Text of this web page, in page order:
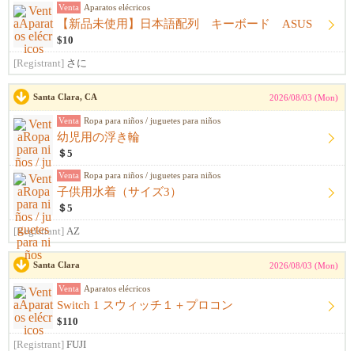
Venta Aparatos elécricos
【新品未使用】日本語配列 キーボード ASUS
$10
[Registrant] さに
Santa Clara, CA 2026/08/03 (Mon)
Venta Ropa para niños / juguetes para niños
幼児用の浮き輪
＄5
Venta Ropa para niños / juguetes para niños
子供用水着（サイズ3）
＄5
[Registrant] AZ
Santa Clara 2026/08/03 (Mon)
Venta Aparatos elécricos
Switch 1 スウィッチ１＋プロコン
$110
[Registrant] FUJI